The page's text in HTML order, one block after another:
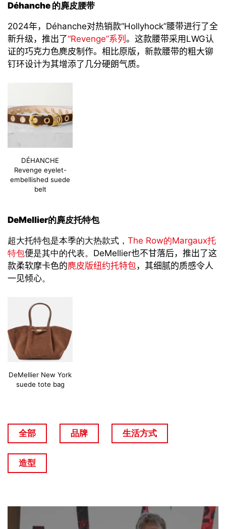
Déhanche 的麂皮腰带
2024年， Déhanche对热销款“Hollyhock”腰带进行了全
新升级，推出了“Revenge”系列 。这款腰带采用 LWG认
证的巧克力色麂皮制作。相比原版，新款腰带的粗大铆
钉环设计为其增添了几分硬朗气质。
DÉHANCHE
Revenge eyelet-
embellished suede
belt
DeMellier的麂皮托特包
超大托特包是本季的大热款式 ， The Row的Margaux托
特包便是其中的代表。 DeMellier也不甘落后， 推出了这
款柔软摩卡色的麂皮版纽约托特包，其细腻的质感令人
一见倾心。
DeMellier New York
suede tote bag
全部 品牌 生活方式
造型